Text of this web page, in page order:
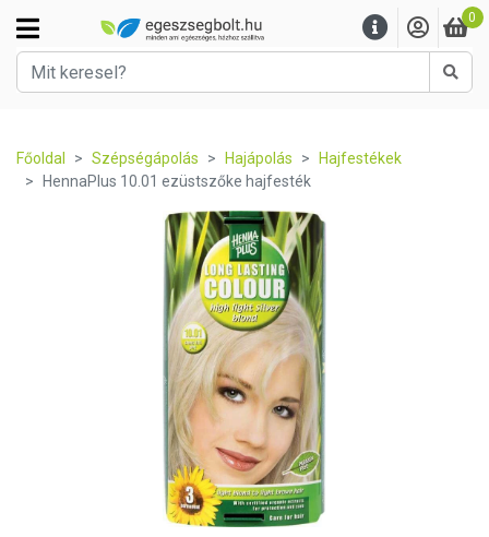
0
Főoldal Szépségápolás Hajápolás
Hajfestékek
HennaPlus 10.01 ezüstszőke hajfesték